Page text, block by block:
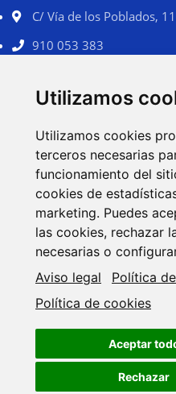
Utilizamos
Utilizamos cookies
terceros necesarias
funcionamiento del
cookies de
marketing. Puedes
las cookies, rechazar
necesarias o
Aviso legal
Política
Política de cookies
Aceptar
Rechazar
C/ Vía de los Poblados,
910 053 383
Marbella|Rincón de la
Torre |
MADRID: Getafe|
Alcorcón|Parla |Pinto|
© Copyright 2026. Web